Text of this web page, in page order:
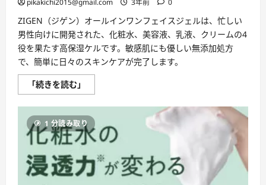
読
む
pikakichi2015@gmail.com 3年前 0
ZIGEN（ジゲン）オールインワンフェイスジェルは、忙しい
男性向けに開発された、化粧水、美容液、乳液、クリームの4
役を果たす高保湿ケルです。敏感肌にも優しい無添加処方
で、簡単に日々のスキンケアが完了します。
「続きを読む」
ゲ
オ
ー
ル
イ
ン
ン
フ
ェ
1 分読み取り